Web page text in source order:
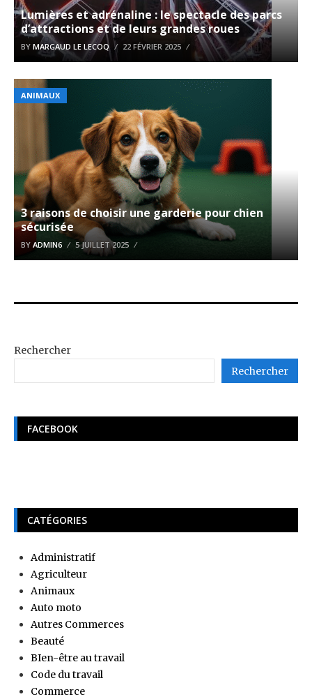
Lumières et adrénaline : le spectacle des parcs
d’attractions et de leurs grandes roues
BY MARGAUD LE LECOQ 22 FÉVRIER 2025
ANIMAUX
3 raisons de choisir une garderie pour chien
sécurisée
BY ADMIN6 5 JUILLET 2025
Rechercher
Rechercher
FACEBOOK
CATÉGORIES
Administratif
Agriculteur
Animaux
Auto moto
Autres Commerces
Beauté
BIen-être au travail
Code du travail
Commerce